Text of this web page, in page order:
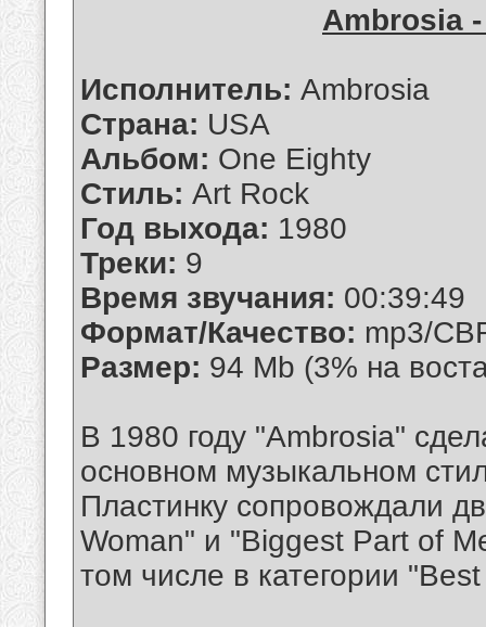
Ambrosia
Исполнитель: Ambrosia
Страна: USA
Альбом: One Eighty
Стиль: Art Rock
Год выхода: 1980
Треки: 9
Время звучания: 00:39:49
Формат/Качество: mp3/
Размер: 94 Mb (3% на
В 1980 году "Ambrosia"
основном музыкальном
Пластинку сопровождали
Woman" и "Biggest Part of
том числе в категории